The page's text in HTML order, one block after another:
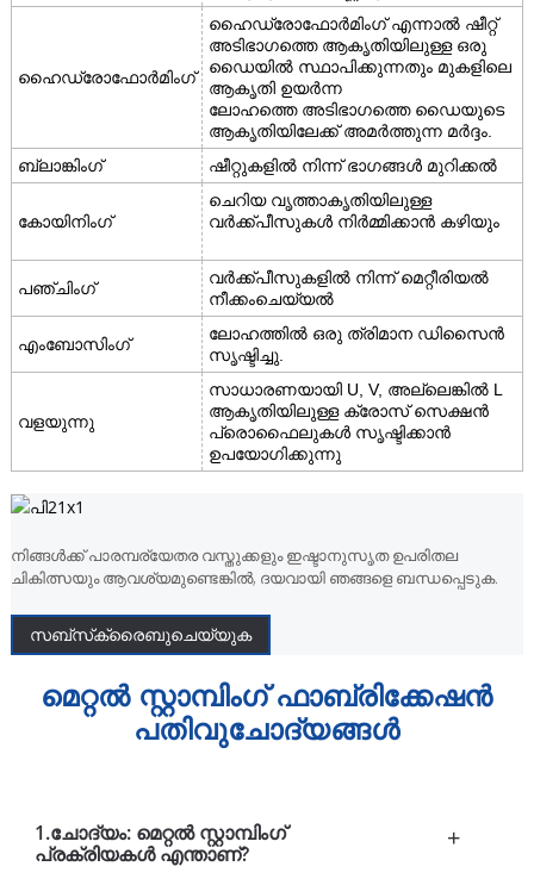
ഹൈഡ്രോഫോർമിംഗ്
ഹൈഡ്രോഫോർമിംഗ് എന്നാൽ ഷീറ്റ്
അടിഭാഗത്തെ ആകൃതിയിലുള്ള ഒരു
ഡൈയിൽ സ്ഥാപിക്കുന്നതും മുകളിലെ
ആകൃതി ഉയർന്ന
ലോഹത്തെ അടിഭാഗത്തെ ഡൈയുടെ
ആകൃതിയിലേക്ക് അമർത്തുന്ന മർദ്ദം.
ബ്ലാങ്കിംഗ്
ഷീറ്റുകളിൽ നിന്ന് ഭാഗങ്ങൾ മുറിക്കൽ
കോയിനിംഗ്
ചെറിയ വൃത്താകൃതിയിലുള്ള
വർക്ക്പീസുകൾ നിർമ്മിക്കാൻ കഴിയും
പഞ്ചിംഗ്
വർക്ക്പീസുകളിൽ നിന്ന് മെറ്റീരിയൽ
നീക്കംചെയ്യൽ
എംബോസിംഗ്
ലോഹത്തിൽ ഒരു ത്രിമാന ഡിസൈൻ
സൃഷ്ടിച്ചു.
വളയുന്നു
സാധാരണയായി U, V, അല്ലെങ്കിൽ L
ആകൃതിയിലുള്ള ക്രോസ് സെക്ഷൻ
പ്രൊഫൈലുകൾ സൃഷ്ടിക്കാൻ
ഉപയോഗിക്കുന്നു
നിങ്ങൾക്ക് പാരമ്പര്യേതര വസ്തുക്കളും ഇഷ്ടാനുസൃത ഉപരിതല
ചികിത്സയും ആവശ്യമുണ്ടെങ്കിൽ, ദയവായി ഞങ്ങളെ ബന്ധപ്പെടുക.
സബ്‌സ്‌ക്രൈബുചെയ്യുക
മെറ്റൽ സ്റ്റാമ്പിംഗ് ഫാബ്രിക്കേഷൻ
പതിവുചോദ്യങ്ങൾ
1.ചോദ്യം: മെറ്റൽ സ്റ്റാമ്പിംഗ്
പ്രക്രിയകൾ എന്താണ്?
+